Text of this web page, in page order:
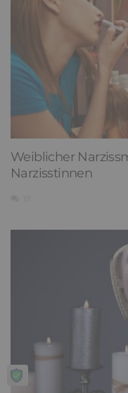
Weiblicher
Narzisstinnen